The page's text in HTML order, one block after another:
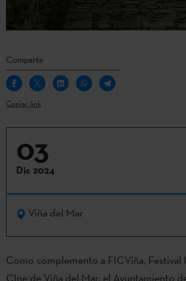
Comparte
Copiar link
03
Dic 2024
Viña del Mar
Como complemento a FICViña, Festival
CIne de Viña del Mar, el Ayuntamiento